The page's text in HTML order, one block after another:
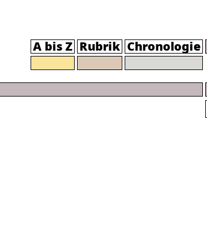
A bis Z Rubrik Chronologie